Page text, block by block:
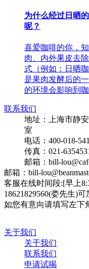
为什么经过日晒
呢？
喜爱咖啡的你，
肉、内外果皮去
式（例如：日晒
是果肉发酵后的
的环境会影响到
联系我们
地址：上海市静
室
电话：400-018-
传真：021-
邮箱：bill-
邮箱：bill-
客服在线时间段:[早上
18621829560(娄先生)
如您有意向请填写左下
关于我们
关于我们
联系我们
申请试喝